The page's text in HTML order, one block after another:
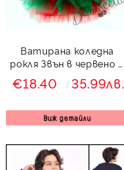
Ватирана коледна
рокля Звън в червено и
зелено с тюл с елен
€18.40 35.99лв.
Виж детайли